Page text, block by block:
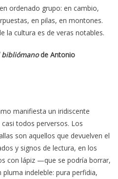
ordenado grupo: en cambio,
en pilas, en montones.
la cultura es de veras notables.
bibliómanode Antonio
manifiesta un iridiscente
todos perversos. Los
son aquellos que devuelven el
y signos de lectura, en los
con lápiz —que se podría borrar,
indeleble: pura perfidia,